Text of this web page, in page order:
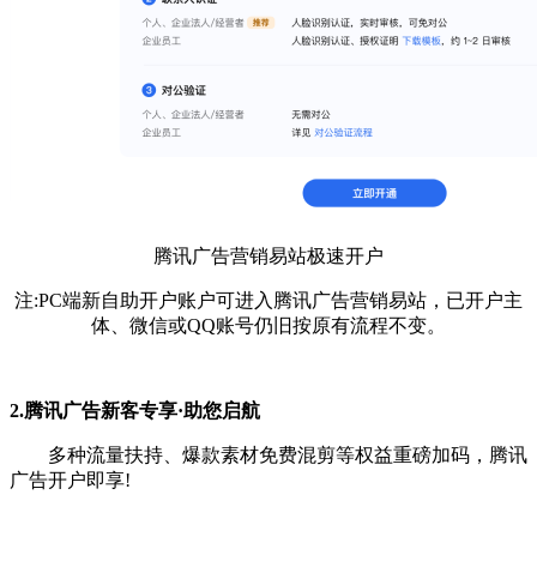
腾讯广告营销易站极速开户
注:PC端新自助开户账户可进入腾讯广告营销易站，已开户主
体、微信或QQ账号仍旧按原有流程不变。
2.腾讯广告新客专享·助您启航
多种流量扶持、爆款素材免费混剪等权益重磅加码，腾讯
广告开户即享!